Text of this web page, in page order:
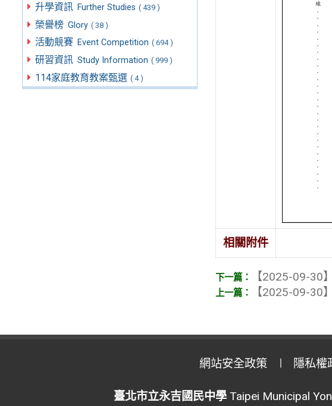
升學資訊 Further Studies ( 439 )
榮譽榜 Glory ( 38 )
活動競賽 Event Competition ( 694 )
研習資訊 Study Information ( 999 )
114家庭教育教案甄選 ( 4 )
相關附件
【2025-09-30】
【2025-09-30】
網站安全政策 隱私權
臺北市立永吉國民中學Taipei Municipal